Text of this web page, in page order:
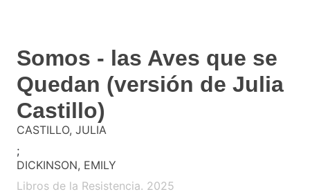
Somos - las Aves que se
Quedan (versión de Julia
Castillo)
CASTILLO, JULIA
;
DICKINSON, EMILY
Libros de la Resistencia. 2025